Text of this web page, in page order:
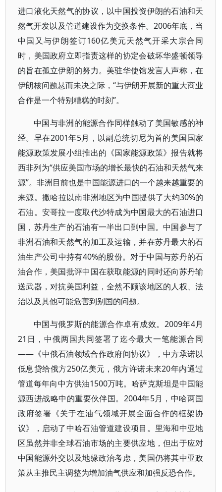
进口液化天然气的协议，以中国投资伊朗的石油和天
然气开发以及管道建设作为交换条件。2006年底，当
中国又与伊朗签订160亿美元天然气开采大宗合同
时，美国政府立即指责这样的协定会破坏华盛顿领导
的旨在孤立伊朗的努力。美驻华使馆发言人声称，在
伊朗核问题悬而未决之际，“与伊朗开展新的重大商业
合作是一个特别糟糕的时刻”。
中国与非洲的能源合作同样触动了美国敏感的神
经。早在2001年5月，以副总统切尼为首的美国国家
能源政策发展小组推出的《国家能源政策》报告就将
西非列为“供应美国市场的增长最快的石油和天然气来
源”。非洲目前也是中国能源进口的一个越来越重要的
来源。撒哈拉以南非洲地区为中国提供了大约30%的
石油。安哥拉一度取代沙特成为中国最大的石油进口
国，苏丹生产的石油有一半出口到中国。中国参与了
非洲石油和天然气的加工及运输，并在苏丹最大的石
油生产公司中持有40%的股份。对于中国与苏丹的石
油合作，美国批评中国在获取能源的同时还向苏丹输
送武器，对抗美国利益，全然不顾该地区的人权、法
治以及其他可能危害到别国的问题。
中国与俄罗斯的能源合作卓有成效。2009年4月
21日，中俄两国共同签署了迄今最大一笔能源合同
——《中俄石油领域合作政府间协议》，中方承诺以
低息贷给俄方250亿美元，俄方许诺未来20年内通过
管道每年向中方供油1500万吨。哈萨克斯坦是中国能
源西进战略中的重要伙伴国。2004年5月，中哈两国
政府签署《关于在油气领域开展全面合作的框架协
议》，启动了中哈石油管道建设项目。里海和中亚地
区虽然并非全球石油市场的主要供应地，但出于应对
中国能源外交以及地缘政治考虑，美国仍将其中亚政
策从主推民主调整为增加油气供应和加强反恐合作。